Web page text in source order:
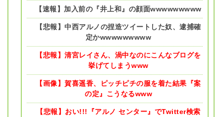
【速報】加入前の『井上和』の顔面wwwwwwwww
【悲報】中西アルノの捏造ツイートした奴、逮捕確
定かwwwwwwwww
【悲報】清宮レイさん、渦中なのにこんなブログを
挙げてしまうwww
【画像】賀喜遥香、ピッチピチの服を着た結果『案
の定』こうなるwww
【悲報】おい!!!『アルノ センター』でTwitter検索